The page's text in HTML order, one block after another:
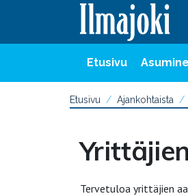
Etusivu
Etusivu Ajankohtaista
Tervetuloa yrittäjien